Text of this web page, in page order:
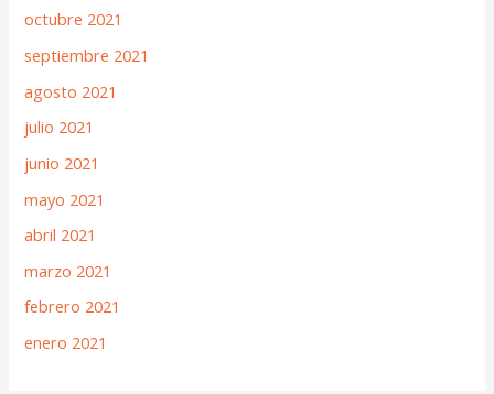
octubre 2021
septiembre 2021
agosto 2021
julio 2021
junio 2021
mayo 2021
abril 2021
marzo 2021
febrero 2021
enero 2021